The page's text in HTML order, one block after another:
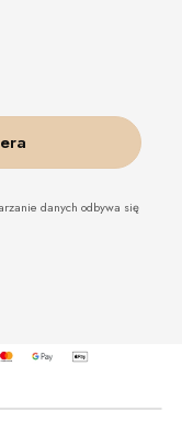
danych odbywa się